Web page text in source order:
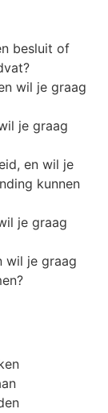
besluit of
wil je graag
je graag
en wil je
kunnen
je graag
wil je graag